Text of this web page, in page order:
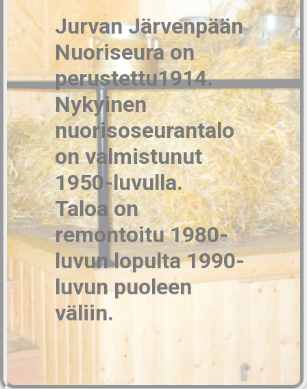
Jurvan Järvenpään
Nuoriseura on
perustettu1914.
Nykyinen
nuorisoseurantalo
on valmistunut
1950-luvulla.
Taloa on
remontoitu 1980-
luvun lopulta 1990-
luvun puoleen
väliin.